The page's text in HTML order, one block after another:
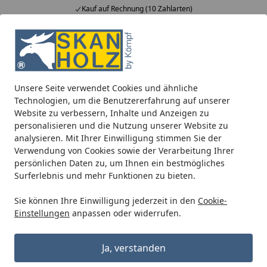
Unsere Seite verwendet Cookies und ähnliche
Technologien, um die Benutzererfahrung auf unserer
Website zu verbessern, Inhalte und Anzeigen zu
personalisieren und die Nutzung unserer Website zu
analysieren. Mit Ihrer Einwilligung stimmen Sie der
Verwendung von Cookies sowie der Verarbeitung Ihrer
persönlichen Daten zu, um Ihnen ein bestmögliches
Surferlebnis und mehr Funktionen zu bieten.
Sie können Ihre Einwilligung jederzeit in den Cookie-
Einstellungen anpassen oder widerrufen.
Ja, verstanden
Kauf auf Rechnung (10 Zahlarten)
Alle Produkte
Mein Konto
Suchen
Startseite
Regensammler mit Überlaufstopp für Montage an Fallrohr
Regensammler mit Überlaufstopp
für Montage an Fallrohr
4.5 (2 Bewertungen)